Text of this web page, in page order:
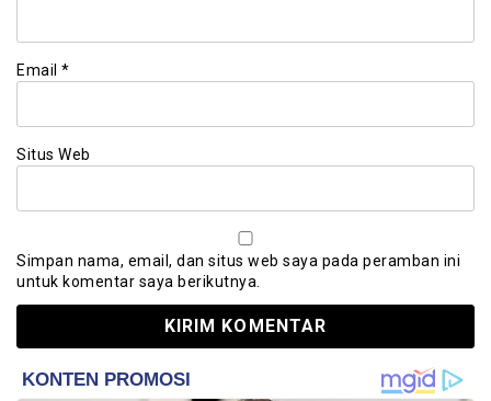
Email *
Situs Web
Simpan nama, email, dan situs web saya pada peramban ini
untuk komentar saya berikutnya.